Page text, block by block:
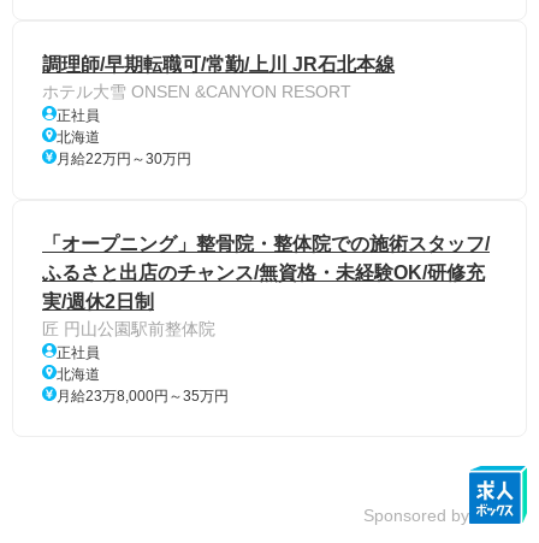
調理師/早期転職可/常勤/上川 JR石北本線
ホテル大雪 ONSEN &CANYON RESORT
正社員
北海道
月給22万円～30万円
「オープニング」整骨院・整体院での施術スタッフ/
ふるさと出店のチャンス/無資格・未経験OK/研修充
実/週休2日制
匠 円山公園駅前整体院
正社員
北海道
月給23万8,000円～35万円
Sponsored by